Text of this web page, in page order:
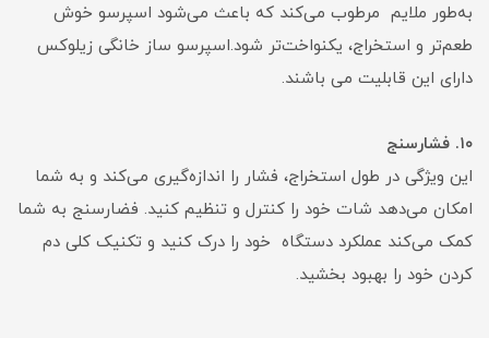
به‌طور ملایم مرطوب می‌کند که باعث می‌شود اسپرسو خوش
طعم‌تر و استخراج، یکنواخت‌تر شود.اسپرسو ساز خانگی زیلوکس
دارای این قابلیت می باشند.
۱۰. فشارسنج
این ویژگی در طول استخراج، فشار را اندازه‌گیری می‌کند و به شما
امکان می‌دهد شات خود را کنترل و تنظیم کنید. فضارسنج به شما
کمک می‌کند عملکرد دستگاه خود را درک کنید و تکنیک کلی دم
کردن خود را بهبود بخشید.